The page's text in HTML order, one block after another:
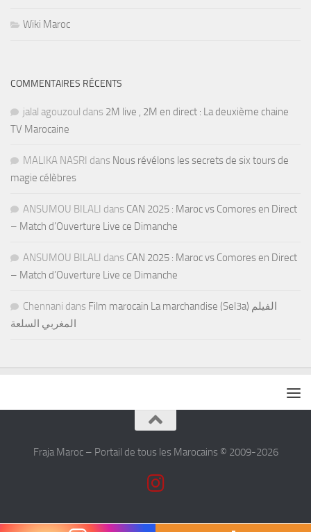
Wiki Maroc
COMMENTAIRES RÉCENTS
jalal agouzoul dans 2M live , 2M en direct : La deuxième chaine
TV Marocaine
MALIKA NASRI dans Nous révélons les secrets de six tours de
magie célèbres
ANSUMOU BILALI dans CAN 2025 : Maroc vs Comores en Direct
– Match d’Ouverture Live ce Dimanche
ANSUMOU BILALI dans CAN 2025 : Maroc vs Comores en Direct
– Match d’Ouverture Live ce Dimanche
Chennani dans Film marocain La marchandise (Sel3a) الفيلم
المغربي السلعة
Fraja Maroc – Portail de tous les Marocains © 2009-2026